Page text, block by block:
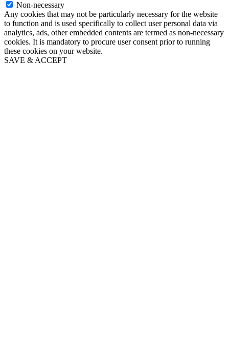
Non-necessary
Any cookies that may not be particularly necessary for the website
to function and is used specifically to collect user personal data via
analytics, ads, other embedded contents are termed as non-necessary
cookies. It is mandatory to procure user consent prior to running
these cookies on your website.
SAVE & ACCEPT